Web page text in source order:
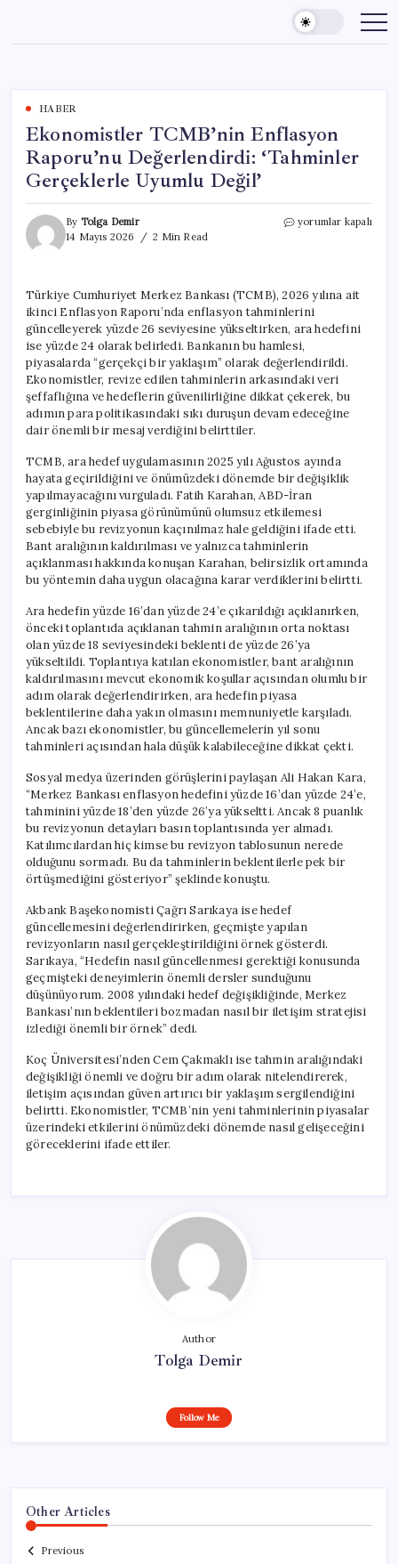
content
HABER
Ekonomistler TCMB’nin Enflasyon
Raporu’nu Değerlendirdi: ‘Tahminler
Gerçeklerle Uyumlu Değil’
By Tolga Demir
14 Mayıs 2026
2 Min Read
Ekonomistler
‘Tahminler
Gerçeklerle
Uyumlu
Değil’
yorumlar kapalı
Türkiye Cumhuriyet Merkez Bankası (TCMB), 2026 yılına ait
ikinci Enflasyon Raporu’nda enflasyon tahminlerini
güncelleyerek yüzde 26 seviyesine yükseltirken, ara hedefini
ise yüzde 24 olarak belirledi. Bankanın bu hamlesi,
piyasalarda “gerçekçi bir yaklaşım” olarak değerlendirildi.
Ekonomistler, revize edilen tahminlerin arkasındaki veri
şeffaflığına ve hedeflerin güvenilirliğine dikkat çekerek, bu
adımın para politikasındaki sıkı duruşun devam edeceğine
dair önemli bir mesaj verdiğini belirttiler.
TCMB, ara hedef uygulamasının 2025 yılı Ağustos ayında
hayata geçirildiğini ve önümüzdeki dönemde bir değişiklik
yapılmayacağını vurguladı. Fatih Karahan, ABD-İran
gerginliğinin piyasa görünümünü olumsuz etkilemesi
sebebiyle bu revizyonun kaçınılmaz hale geldiğini ifade etti.
Bant aralığının kaldırılması ve yalnızca tahminlerin
açıklanması hakkında konuşan Karahan, belirsizlik ortamında
bu yöntemin daha uygun olacağına karar verdiklerini belirtti.
Ara hedefin yüzde 16’dan yüzde 24’e çıkarıldığı açıklanırken,
önceki toplantıda açıklanan tahmin aralığının orta noktası
olan yüzde 18 seviyesindeki beklenti de yüzde 26’ya
yükseltildi. Toplantıya katılan ekonomistler, bant aralığının
kaldırılmasını mevcut ekonomik koşullar açısından olumlu bir
adım olarak değerlendirirken, ara hedefin piyasa
beklentilerine daha yakın olmasını memnuniyetle karşıladı.
Ancak bazı ekonomistler, bu güncellemelerin yıl sonu
tahminleri açısından hala düşük kalabileceğine dikkat çekti.
Sosyal medya üzerinden görüşlerini paylaşan Ali Hakan Kara,
“Merkez Bankası enflasyon hedefini yüzde 16’dan yüzde 24’e,
tahminini yüzde 18’den yüzde 26’ya yükseltti. Ancak 8 puanlık
bu revizyonun detayları basın toplantısında yer almadı.
Katılımcılardan hiç kimse bu revizyon tablosunun nerede
olduğunu sormadı. Bu da tahminlerin beklentilerle pek bir
örtüşmediğini gösteriyor” şeklinde konuştu.
Akbank Başekonomisti Çağrı Sarıkaya ise hedef
güncellemesini değerlendirirken, geçmişte yapılan
revizyonların nasıl gerçekleştirildiğini örnek gösterdi.
Sarıkaya, “Hedefin nasıl güncellenmesi gerektiği konusunda
geçmişteki deneyimlerin önemli dersler sunduğunu
düşünüyorum. 2008 yılındaki hedef değişikliğinde, Merkez
Bankası’nın beklentileri bozmadan nasıl bir iletişim stratejisi
izlediği önemli bir örnek” dedi.
Koç Üniversitesi’nden Cem Çakmaklı ise tahmin aralığındaki
değişikliği önemli ve doğru bir adım olarak nitelendirerek,
iletişim açısından güven artırıcı bir yaklaşım sergilendiğini
belirtti. Ekonomistler, TCMB’nin yeni tahminlerinin piyasalar
üzerindeki etkilerini önümüzdeki dönemde nasıl gelişeceğini
göreceklerini ifade ettiler.
Author
Tolga Demir
Follow Me
Other Articles
Previous